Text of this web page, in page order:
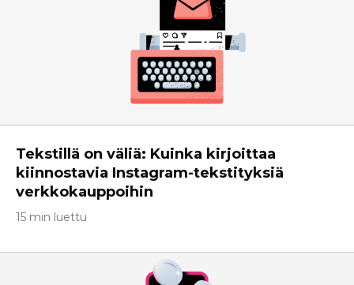
Tekstillä on väliä: Kuinka kirjoittaa
kiinnostavia Instagram-tekstityksiä
verkkokauppoihin
15 min luettu